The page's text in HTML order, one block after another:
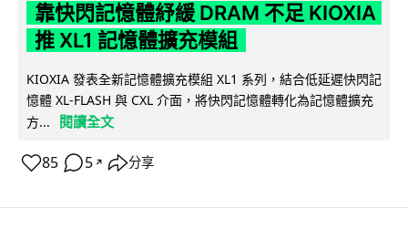
靠快閃記憶體紓緩 DRAM 不足 KIOXIA
推 XL1 記憶體擴充模組
KIOXIA 發表全新記憶體擴充模組 XL1 系列，結合低延遲快閃記
憶體 XL-FLASH 與 CXL 介面，將快閃記憶體轉化為記憶體擴充
方...
閱讀全文
85 5 ↗ 分享